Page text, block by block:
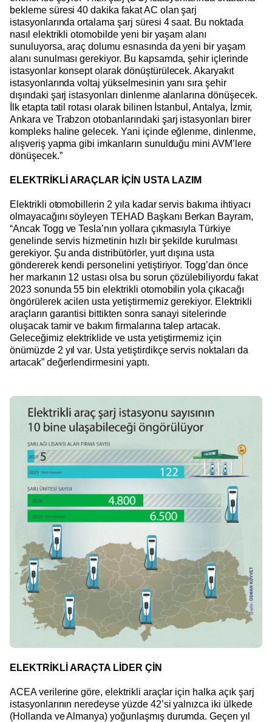
bekleme süresi 40 dakika fakat AC olan şarj
istasyonlarında ortalama şarj süresi 4 saat. Bu noktada
nasıl elektrikli otomobilde yeni bir yaşam alanı
sunuluyorsa, araç dolumu esnasında da yeni bir yaşam
alanı sunulması gerekiyor. Bu kapsamda, şehir içlerinde
istasyonlar konsept olarak dönüştürülecek. Akaryakıt
istasyonlarında voltaj yükselmesinin yanı sıra şehir
dışındaki şarj istasyonları dinlenme alanlarına dönüşecek.
İlk etapta tatil rotası olarak bilinen İstanbul, Antalya, İzmir,
Ankara ve Trabzon otobanlarındaki şarj istasyonları birer
kompleks haline gelecek. Yani içinde eğlenme, dinlenme,
alışveriş yapma gibi imkanların sunulduğu mini AVM’lere
dönüşecek.”
ELEKTRİKLİ ARAÇLAR İÇİN USTA LAZIM
Elektrikli otomobillerin 2 yıla kadar servis bakıma ihtiyacı
olmayacağını söyleyen TEHAD Başkanı Berkan Bayram,
“Ancak Togg ve Tesla’nın yollara çıkmasıyla Türkiye
genelinde servis hizmetinin hızlı bir şekilde kurulması
gerekiyor. Şu anda distribütörler, yurt dışına usta
göndererek kendi personelini yetiştiriyor. Togg’dan önce
her markanın 12 ustası olsa bu sorun çözülebiliyordu fakat
2023 sonunda 55 bin elektrikli otomobilin yola çıkacağı
öngörülerek acilen usta yetiştirmemiz gerekiyor. Elektrikli
araçların garantisi bittikten sonra sanayi sitelerinde
oluşacak tamir ve bakım firmalarına talep artacak.
Geleceğimiz elektriklide ve usta yetiştirmemiz için
önümüzde 2 yıl var. Usta yetiştirdikçe servis noktaları da
artacak” değerlendirmesini yaptı.
ELEKTRİKLİ ARAÇTA LİDER ÇİN
ACEA verilerine göre, elektrikli araçlar için halka açık şarj
istasyonlarının neredeyse yüzde 42’si yalnızca iki ülkede
(Hollanda ve Almanya) yoğunlaşmış durumda. Geçen yıl